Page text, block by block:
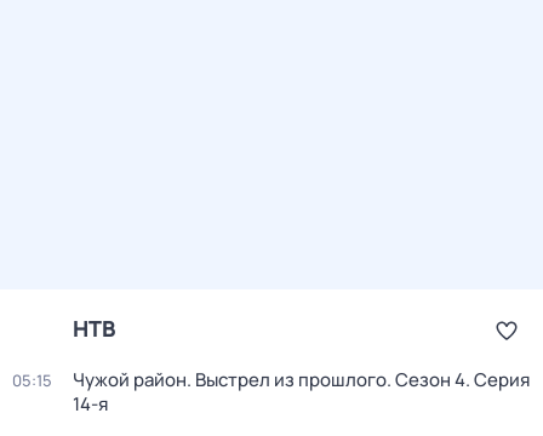
НТВ
05:15 Чужой район. Выстрел из прошлого. Сезон 4. Серия
14-я